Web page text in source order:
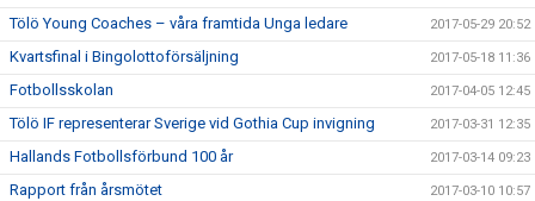
Tölö Young Coaches – våra framtida Unga ledare 2017-05-29 20:52
Kvartsfinal i Bingolottoförsäljning 2017-05-18 11:36
Fotbollsskolan 2017-04-05 12:45
Tölö IF representerar Sverige vid Gothia Cup invigning 2017-03-31 12:35
Hallands Fotbollsförbund 100 år 2017-03-14 09:23
Rapport från årsmötet 2017-03-10 10:57